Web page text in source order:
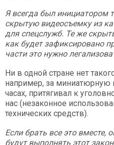
Я всегда был инициатором
скрытую видеосъемку из
для спецслужб. Те же
как будет зафиксировано
части это нужно
Ни в одной стране нет
например, за миниатюрную
часах, притягивал к
нас (незаконное
технических средств).
Если брать все это вместе,
будут выполнять этот